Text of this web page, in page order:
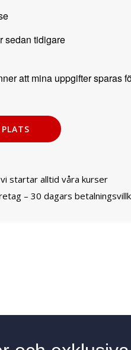
sedan tidigare
att mina uppgifter sparas
startar alltid våra kurser
– 30 dagars